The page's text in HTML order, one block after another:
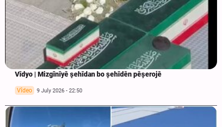
Vîdyo | Mizgînîyê şehîdan bo şehîdên pêşerojê
Vîdeo 9 July 2026 - 22:50